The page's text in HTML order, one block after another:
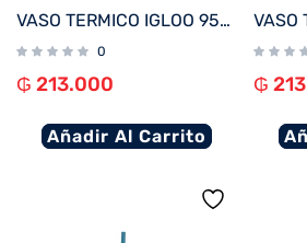
VASO TERMICO IGLOO 950ML ICE DYE LILA C/PAJITA 71310
0
₲ 213.000
Añadir Al Carrito
₲